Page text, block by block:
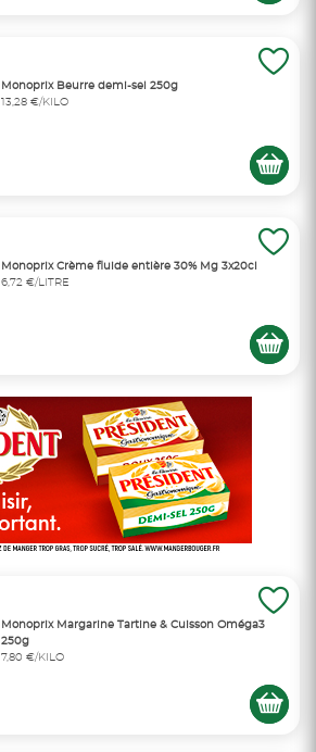
Monoprix Beurre demi-sel 250g
13,28 €/KILO
Monoprix Crème fluide entière 30% Mg 3x20cl
6,72 €/LITRE
Monoprix Margarine Tartine & Cuisson Oméga3
250g
7,80 €/KILO